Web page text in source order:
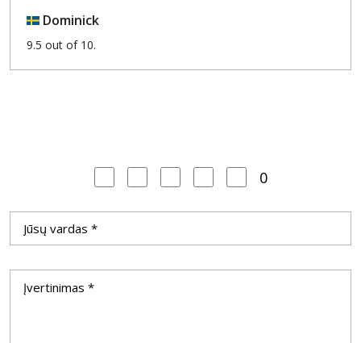
Dominick
9.5 out of 10.
0